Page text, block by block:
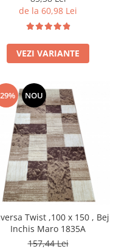
de la 60,98 Lei
VEZI VARIANTE
NOU
Twist ,100 x 150 , Bej
Inchis Maro 1835A
157,44 Lei